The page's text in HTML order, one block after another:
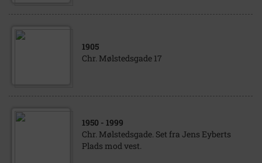
1905
Chr. Mølstedsgade 17
1950 - 1999
Chr. Mølstedsgade. Set fra Jens Eyberts
Plads mod vest.